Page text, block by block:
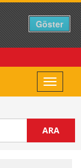
Toggle
ARA
Göster